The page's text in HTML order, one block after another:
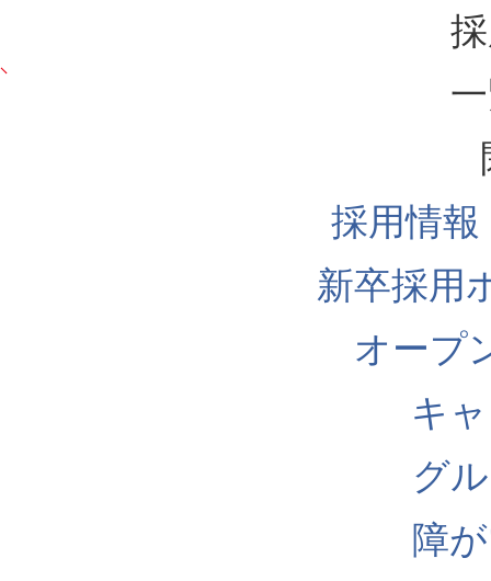
採用情
新卒採用
オープ
キ
グ
障